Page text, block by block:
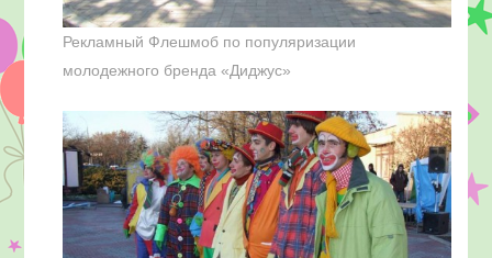
Рекламный Флешмоб по популяризации
молодежного бренда «Диджус»